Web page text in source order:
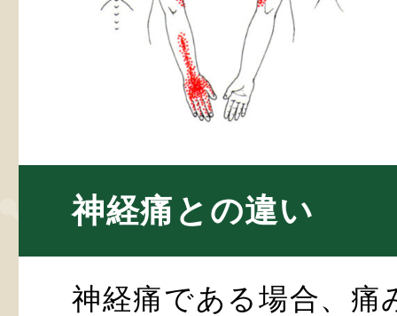
神経痛との違い
神経痛である場合、痛